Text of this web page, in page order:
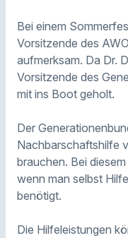
Bei einem
Vorsitzende des
aufmerksam. Da Dr.
Vorsitzende des
mit ins Boot geholt.
Der
Nachbarschaftshilfe
brauchen. Bei
wenn man selbst
benötigt.
Die Hilfeleistungen